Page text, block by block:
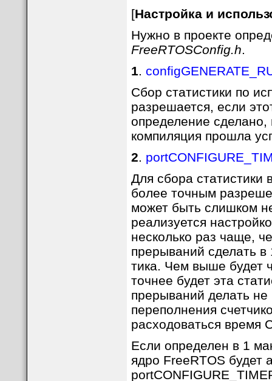
[Настройка и
Нужно в проекте
FreeRTOSConfig.h
1
Сбор статистики по
разрешается, если
определение
компиляция прошла
2
Для сбора
более точным
может быть слишком
реализуется
несколько раз чаще,
прерываний сделать
тика. Чем выше будет
точнее будет эта
прерываний делать не
переполнения
расходоваться время
Если определен в 1
ядро FreeRTOS будет
Boffalo SDK